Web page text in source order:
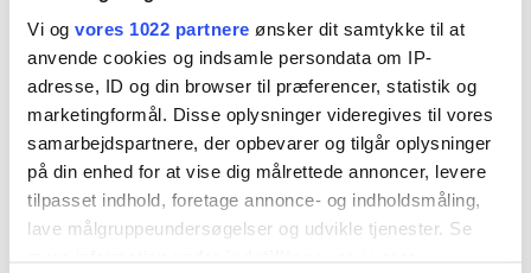
Vi og vores 1022 partnere ønsker dit samtykke til at
anvende cookies og indsamle persondata om IP-
adresse, ID og din browser til præferencer, statistik og
marketingformål. Disse oplysninger videregives til vores
samarbejdspartnere, der opbevarer og tilgår oplysninger
på din enhed for at vise dig målrettede annoncer, levere
tilpasset indhold, foretage annonce- og indholdsmåling,
lave målgruppeundersøgelser og udvikle tjenester. Se
andre økologiske økonomer mener, at vækst
kun skal betegnes som grøn, hvis stigningen i
BNP suppleres af et tilstrækkeligt fald i CO2-
udledning. Bogen byder på mange interessante
betragtninger, enkelte konklusioner er dog
knap så overbevisende, skriver redaktør Claus